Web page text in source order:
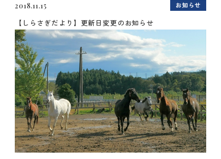
2018.11.15 お知らせ
【しらさぎだより】更新日変更のお知らせ